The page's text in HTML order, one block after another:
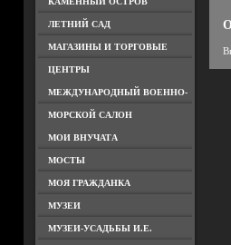
ЛЕТНИЙ САД
МАГАЗИНЫ И ТОРГОВЫЕ
ЦЕНТРЫ
МЕЖДУНАРОДНЫЙ ВОЕННО-
МОРСКОЙ САЛОН
МОИ ВНУЧАТА
МОСТЫ
МОЯ ГРАЖДАНКА
МУЗЕИ
МУЗЕИ-УСАДЬБЫ И.Е.